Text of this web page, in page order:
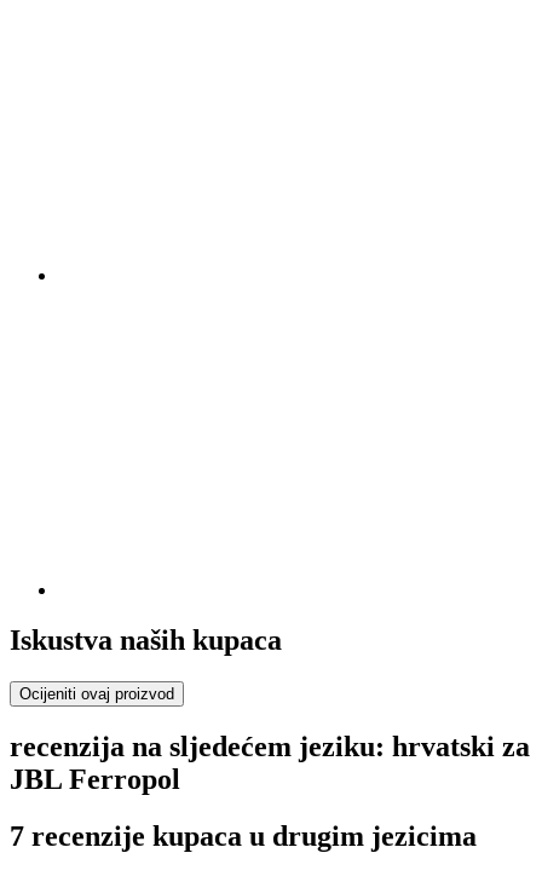
Iskustva naših kupaca
Ocijeniti ovaj proizvod
recenzija na sljedećem jeziku: hrvatski za
JBL Ferropol
7 recenzije kupaca u drugim jezicima